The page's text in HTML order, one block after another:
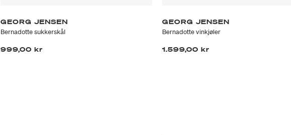
GEORG JENSEN
Bernadotte sukkerskål
999,00 kr
GEORG JENSEN
Bernadotte vinkjøler
1.599,00 kr